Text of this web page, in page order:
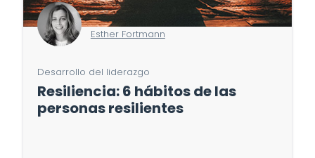
Esther Fortmann
Desarrollo del liderazgo
Resiliencia: 6 hábitos de las
personas resilientes